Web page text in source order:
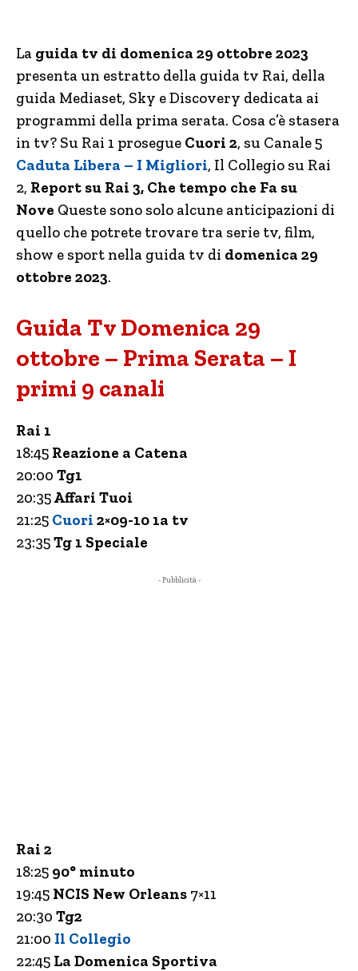
La guida tv di domenica 29 ottobre 2023
presenta un estratto della guida tv Rai, della
guida Mediaset, Sky e Discovery dedicata ai
programmi della prima serata. Cosa c’è stasera
in tv? Su Rai 1 prosegue Cuori 2, su Canale 5
Caduta Libera – I Migliori, Il Collegio su Rai
2, Report su Rai 3, Che tempo che Fa su
Nove Queste sono solo alcune anticipazioni di
quello che potrete trovare tra serie tv, film,
show e sport nella guida tv di domenica 29
ottobre 2023.
Guida Tv Domenica 29
ottobre – Prima Serata – I
primi 9 canali
Rai 1
18:45 Reazione a Catena
20:00 Tg1
20:35Affari Tuoi
21:25 Cuori 2×09-10 1a tv
23:35Tg 1 Speciale
- Pubblicità -
Rai 2
18:25 90° minuto
19:45 NCIS New Orleans 7×11
20:30 Tg2
21:00 Il Collegio
22:45 La Domenica Sportiva